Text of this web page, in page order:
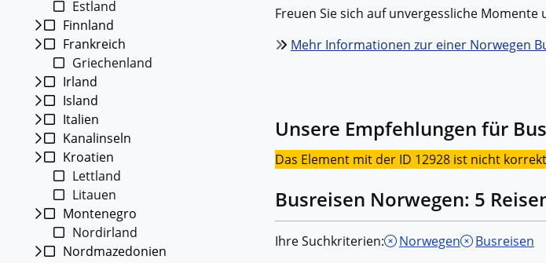
Kleingruppenreisen
Teilnehmern – persönlich, intensiv und
entspannt.
Eine Stadt als
Alle Autoreisen & mehr
Estland
Finnland
Frankreich
Griechenland
Irland
Island
Italien
Kanalinseln
Kroatien
Lettland
Litauen
Montenegro
Nordirland
Nordmazedonien
Freuen Sie sich auf unvergessliche Momente
Mehr Informationen zur einer Norwegen
Unsere Empfehlungen für
Das Element mit der ID 12928 ist nicht
Busreisen Norwegen: 5
Ihre Suchkriterien: Norwegen Busreisen